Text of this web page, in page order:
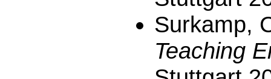
Surkamp,
Teaching